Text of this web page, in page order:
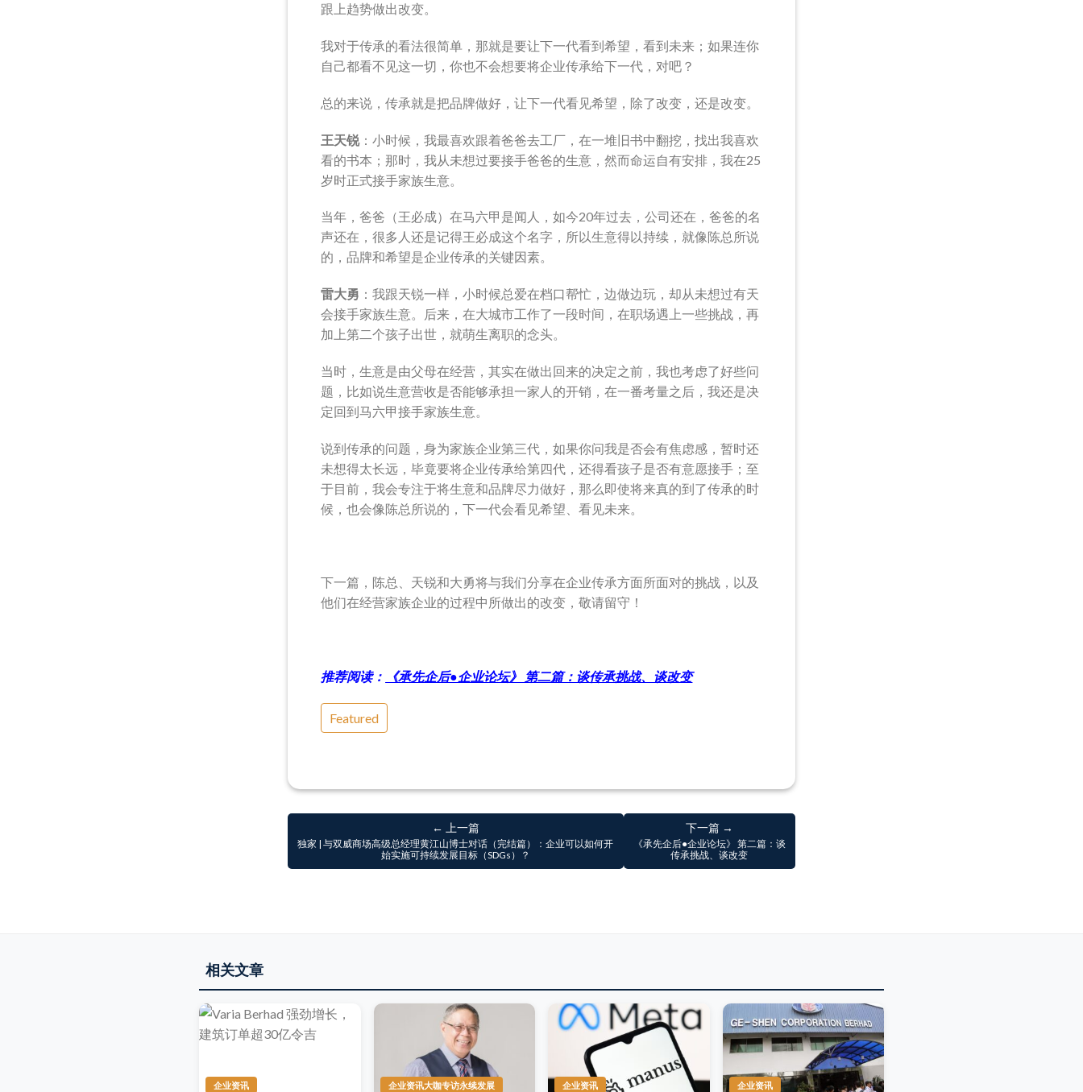
跟上趋势做出改变。
我对于传承的看法很简单，那就是要让下一代看到希望，看到未来；如果连你
自己都看不见这一切，你也不会想要将企业传承给下一代，对吧？
总的来说，传承就是把品牌做好，让下一代看见希望，除了改变，还是改变。
王天锐：小时候，我最喜欢跟着爸爸去工厂，在一堆旧书中翻挖，找出我喜欢
看的书本；那时，我从未想过要接手爸爸的生意，然而命运自有安排，我在25
岁时正式接手家族生意。
当年，爸爸（王必成）在马六甲是闻人，如今20年过去，公司还在，爸爸的名
声还在，很多人还是记得王必成这个名字，所以生意得以持续，就像陈总所说
的，品牌和希望是企业传承的关键因素。
雷大勇 ：我跟天锐一样，小时候总爱在档口帮忙，边做边玩，却从未想过有天
会接手家族生意。后来，在大城市工作了一段时间，在职场遇上一些挑战，再
加上第二个孩子出世，就萌生离职的念头。
当时，生意是由父母在经营，其实在做出回来的决定之前，我也考虑了好些问
题，比如说生意营收是否能够承担一家人的开销，在一番考量之后，我还是决
定回到马六甲接手家族生意。
说到传承的问题，身为家族企业第三代，如果你问我是否会有焦虑感，暂时还
未想得太长远，毕竟要将企业传承给第四代，还得看孩子是否有意愿接手；至
于目前，我会专注于将生意和品牌尽力做好，那么即使将来真的到了传承的时
候，也会像陈总所说的，下一代会看见希望、看见未来。
下一篇，陈总、天锐和大勇将与我们分享在企业传承方面所面对的挑战，以及
他们在经营家族企业的过程中所做出的改变，敬请留守！
推荐阅读： 《承先企后●企业论坛》 第二篇：谈传承挑战、谈改变
Featured
← 上一篇
独家 | 与双威商场高级总经理黄江山博士对话（完结篇）：企业可以如何开
始实施可持续发展目标（SDGs）？
下一篇 →
《承先企后●企业论坛》 第二篇：谈
传承挑战、谈改变
相关文章
企业资讯 企业资讯大咖专访永续发展 企业资讯 企业资讯